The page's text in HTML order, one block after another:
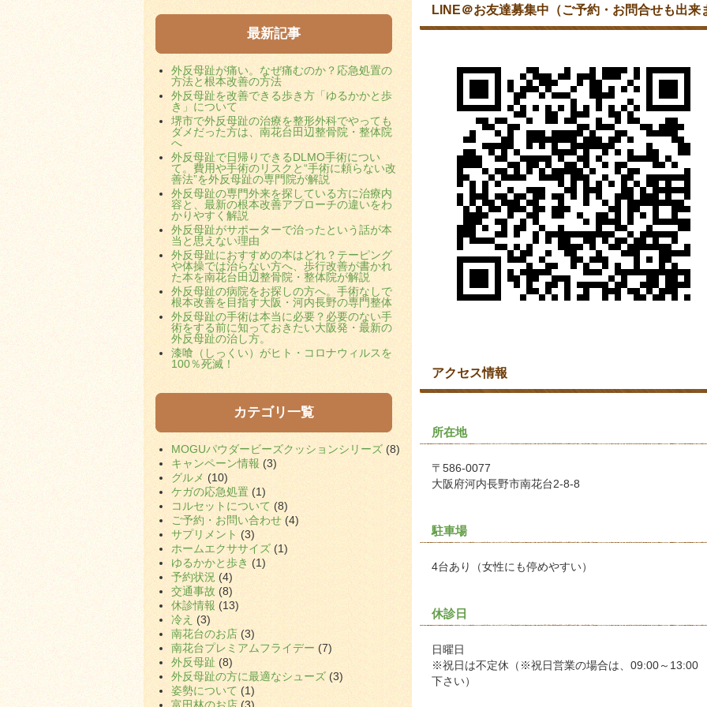
LINE＠お友達募集中（ご予約・お問合せも出来
アクセス情報
所在地
〒586-0077
大阪府河内長野市南花台2-8-8
駐車場
4台あり（女性にも停めやすい）
休診日
日曜日
※祝日は不定休（※祝日営業の場合は、09:00～
下さい）
最新記事
外反母趾が痛い。なぜ痛むのか？応急処置の
方法と根本改善の方法
外反母趾を改善できる歩き方「ゆるかかと歩
き」について
堺市で外反母趾の治療を整形外科でやっても
ダメだった方は、南花台田辺整骨院・整体院
へ
外反母趾で日帰りできるDLMO手術につい
て。費用や手術のリスクと“手術に頼らない改
善法”を外反母趾の専門院が解説
外反母趾の専門外来を探している方に治療内
容と、最新の根本改善アプローチの違いをわ
かりやすく解説
外反母趾がサポーターで治ったという話が本
当と思えない理由
外反母趾におすすめの本はどれ？テーピング
や体操では治らない方へ、歩行改善が書かれ
た本を南花台田辺整骨院・整体院が解説
外反母趾の病院をお探しの方へ。手術なしで
根本改善を目指す大阪・河内長野の専門整体
外反母趾の手術は本当に必要？必要のない手
術をする前に知っておきたい大阪発・最新の
外反母趾の治し方。
漆喰（しっくい）がヒト・コロナウィルスを
100％死滅！
カテゴリ一覧
MOGUパウダービーズクッションシリーズ (8)
キャンペーン情報 (3)
グルメ (10)
ケガの応急処置 (1)
コルセットについて (8)
ご予約・お問い合わせ (4)
サプリメント (3)
ホームエクササイズ (1)
ゆるかかと歩き (1)
予約状況 (4)
交通事故 (8)
休診情報 (13)
冷え (3)
南花台のお店 (3)
南花台プレミアムフライデー (7)
外反母趾 (8)
外反母趾の方に最適なシューズ (3)
姿勢について (1)